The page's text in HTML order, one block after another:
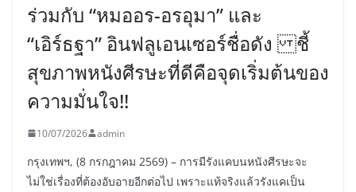
ร่วมกับ “หมออร-อรอุมา” และ
“เอิร์ธฐา” อินฟลูเอนเซอร์ชื่อดัง ชี้
สุขภาพหนังศีรษะที่ดีคือจุดเริ่มต้นของ
ความมั่นใจ!!
10/07/2026 admin
กรุงเทพฯ, (8 กรกฎาคม 2569) – การมีรังแคบนหนังศีรษะจะ
ไม่ใช่เรื่องที่ต้องอับอายอีกต่อไป เพราะแท้จริงแล้วรังแคเป็น